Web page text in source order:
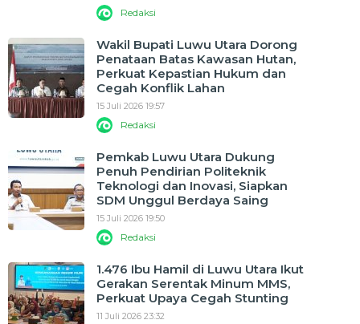
Redaksi
Wakil Bupati Luwu Utara Dorong
Penataan Batas Kawasan Hutan,
Perkuat Kepastian Hukum dan
Cegah Konflik Lahan
15 Juli 2026 19:57
Redaksi
Pemkab Luwu Utara Dukung
Penuh Pendirian Politeknik
Teknologi dan Inovasi, Siapkan
SDM Unggul Berdaya Saing
15 Juli 2026 19:50
Redaksi
1.476 Ibu Hamil di Luwu Utara Ikut
Gerakan Serentak Minum MMS,
Perkuat Upaya Cegah Stunting
11 Juli 2026 23:32